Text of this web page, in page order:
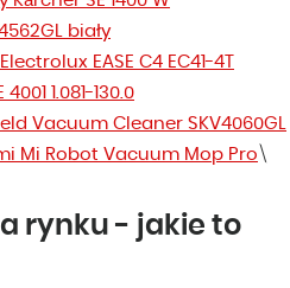
biały
EASE C4 EC41-4T
1.081-130.0
Vacuum Cleaner SKV4060GL
Mi Robot Vacuum Mop Pro\
rynku - jakie to